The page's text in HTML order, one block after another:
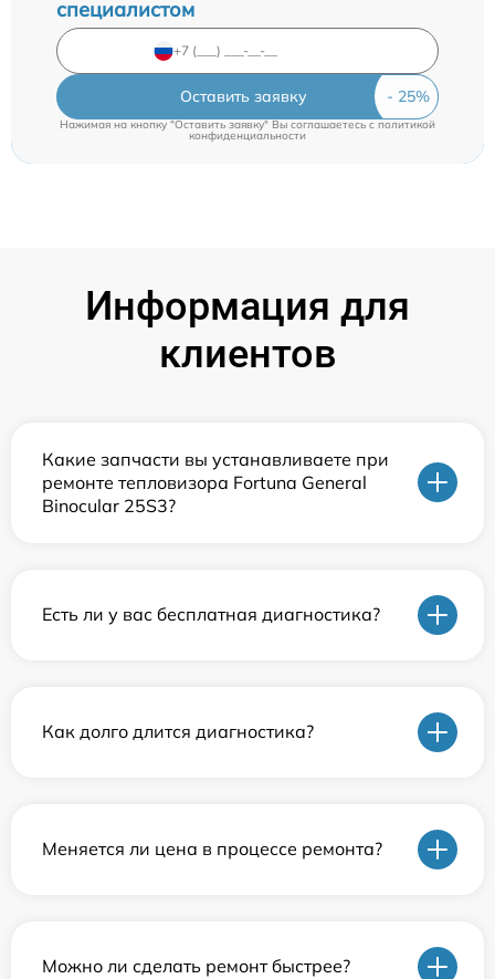
специалистом
Оставить заявку
Нажимая на кнопку "Оставить заявку" Вы соглашаетесь cполитикой
конфиденциальности
Информация для
клиентов
Какие запчасти вы устанавливаете при
ремонте тепловизора Fortuna General
Binocular 25S3?
Есть ли у вас бесплатная диагностика?
Как долго длится диагностика?
Меняется ли цена в процессе ремонта?
Можно ли сделать ремонт быстрее?